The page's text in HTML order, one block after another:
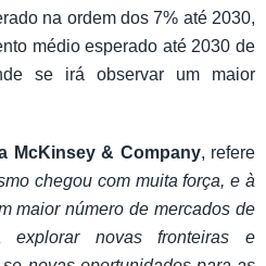
na ordem dos 7% até 2030,
médio esperado até 2030 de
se irá observar um maior
McKinsey & Company, refere
chegou com muita força, e à
maior número de mercados de
explorar novas fronteiras e